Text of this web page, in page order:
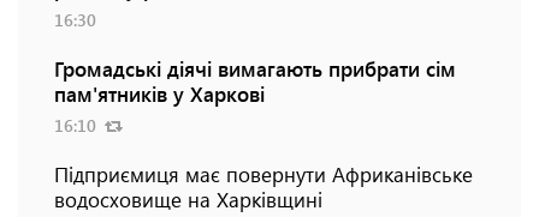
16:30
Громадські діячі вимагають прибрати сім
пам'ятників у Харкові
16:10
Підприємиця має повернути Африканівське
водосховище на Харківщині